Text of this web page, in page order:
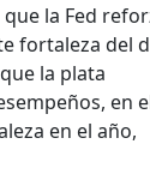
la Fed
fortaleza del
la plata
en
en el año,